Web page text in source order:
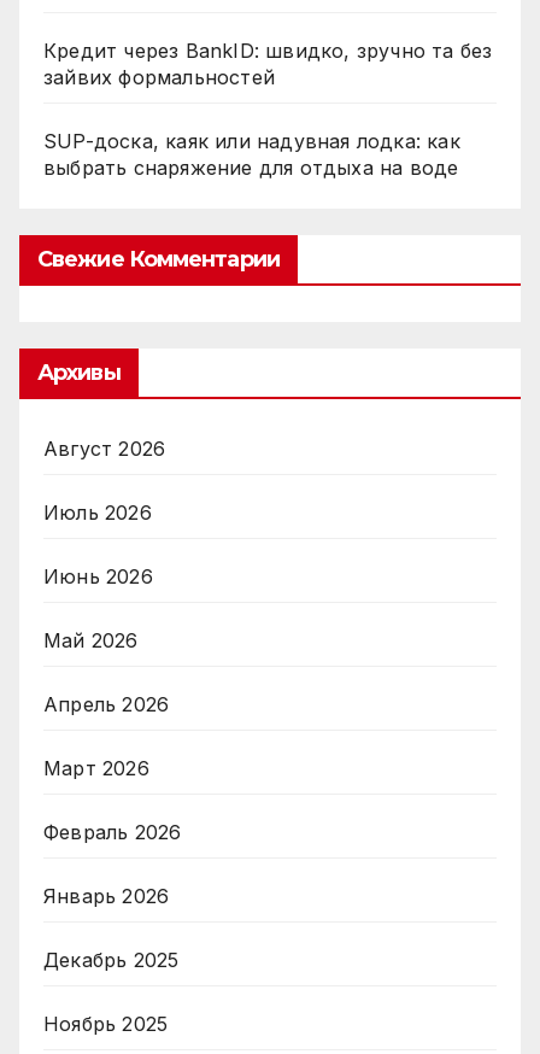
Кредит через BankID: швидко, зручно та без
зайвих формальностей
SUP-доска, каяк или надувная лодка: как
выбрать снаряжение для отдыха на воде
Свежие Комментарии
Архивы
Август 2026
Июль 2026
Июнь 2026
Май 2026
Апрель 2026
Март 2026
Февраль 2026
Январь 2026
Декабрь 2025
Ноябрь 2025